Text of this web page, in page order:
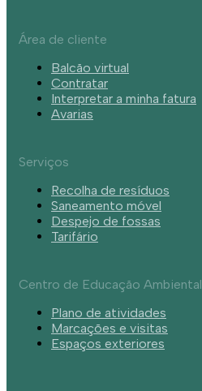
Área de cliente
Balcão virtual
Contratar
Interpretar a minha fatura
Avarias
Serviços
Recolha de resíduos
Saneamento móvel
Despejo de fossas
Tarifário
Centro de Educação Ambiental
Plano de atividades
Marcações e visitas
Espaços exteriores